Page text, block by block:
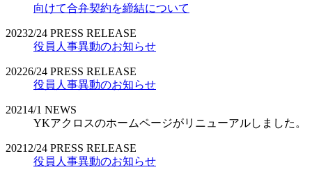
向けて合弁契約を締結について
20232/24 PRESS RELEASE
役員人事異動のお知らせ
20226/24 PRESS RELEASE
役員人事異動のお知らせ
20214/1 NEWS
YKアクロスのホームページがリニューアルしました。
2021 2/24 PRESS RELEASE
役員人事異動のお知らせ